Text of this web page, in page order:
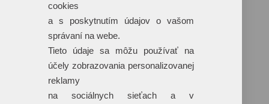
cookies
a s poskytnutím údajov o vašom
správaní na webe.
Tieto údaje sa môžu používať na
účely zobrazovania personalizovanej
reklamy
na sociálnych sieťach a v